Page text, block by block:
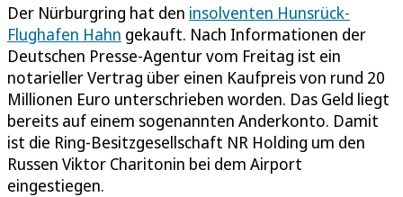
Der Nürburgring hat den insolventen Hunsrück-
Flughafen Hahn gekauft. Nach Informationen der
Deutschen Presse-Agentur vom Freitag ist ein
notarieller Vertrag über einen Kaufpreis von rund 20
Millionen Euro unterschrieben worden. Das Geld liegt
bereits auf einem sogenannten Anderkonto. Damit
ist die Ring-Besitzgesellschaft NR Holding um den
Russen Viktor Charitonin bei dem Airport
eingestiegen.